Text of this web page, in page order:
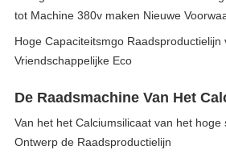
tot Machine 380v maken Nieuwe
Hoge Capaciteitsmgo
Vriendschappelijke Eco
De Raadsmachine Van Het
Van het het Calciumsilicaat van het hoge
Ontwerp de Raadsproductielijn